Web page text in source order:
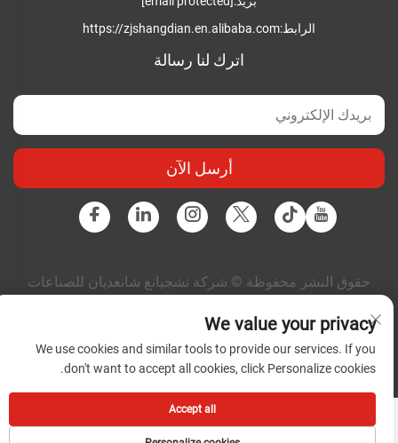
الرابط:https://zjshangdian.en.alibaba.com
اترك لنا رسالة
أرسل الآن
حقوق النشر محفوظة © شركة تشجيانغ شانغديان للصناعات
الخصوصية
We value your privacy
We use cookies and similar tools to provide our services. If you
don't want to accept all cookies, click Personalize cookies.
Accept all